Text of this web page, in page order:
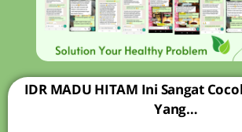
IDR MADU HITAM Ini Sangat
Yang…